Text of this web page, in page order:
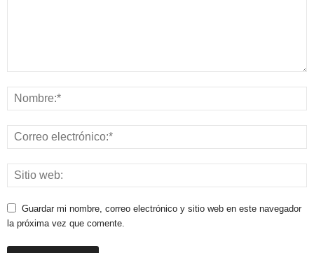
Guardar mi nombre, correo electrónico y sitio web en este navegador
la próxima vez que comente.